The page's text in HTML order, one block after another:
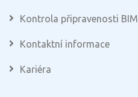
Kontrola připravenosti BIMI
Kontaktní informace
Kariéra